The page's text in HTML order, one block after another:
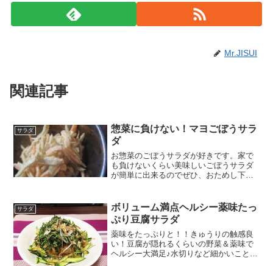
Mr.JISUI
関連記事
サラダ
惣菜に負けない！マヨごぼうサラ
ダ
お惣菜のごぼうサラダが好きです。家で
も負けないくらい美味しいごぼうサラダ
が簡単に出来るのでぜひ、おためし下さ
用 ○マヨネーズ ○しょうゆ ○すりご
ま ○顆粒だ...
サラダ
ボリューム満点ヘルシー薬味たっ
ぷり豆腐サラダ
薬味をたっぷりと！！きゅうりの触感良
い！豆腐が隠れるくらいの野菜＆薬味で
ヘルシー大満足♪水切りなど細かいことは